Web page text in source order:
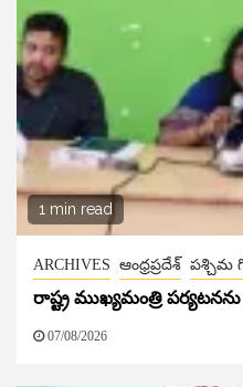
1 min read
ARCHIVES ఆంధ్రప్రదేశ్ పశ్చిమ
రాష్ట్ర ముఖ్యమంత్రి
07/08/2026